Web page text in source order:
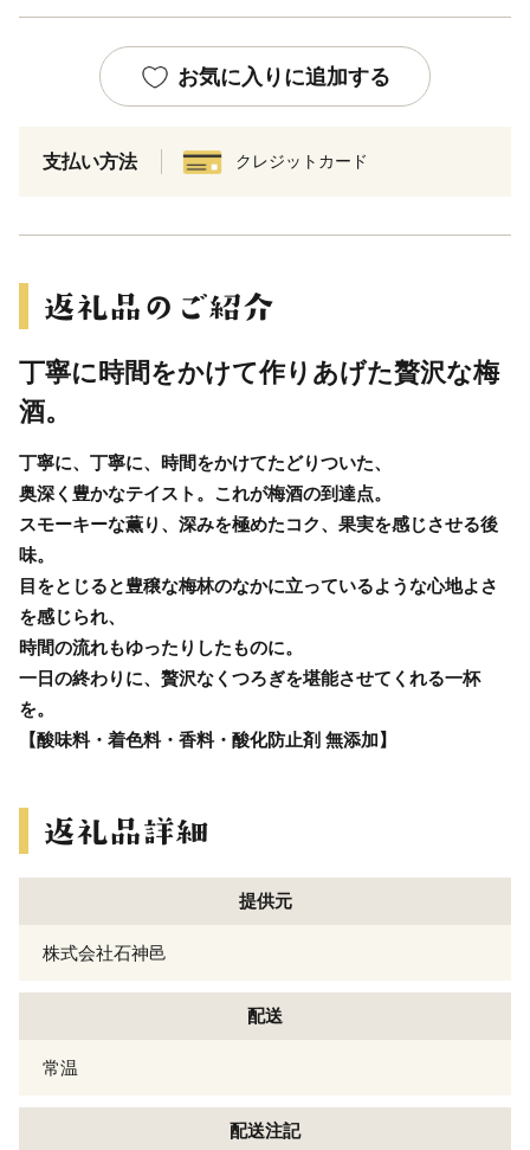
お気に入りに追加する
支払い方法 クレジットカード
丁寧に時間をかけて作りあげた贅沢な梅
酒。
丁寧に、丁寧に、時間をかけてたどりついた、
奥深く豊かなテイスト。これが梅酒の到達点。
スモーキーな薫り、深みを極めたコク、果実を感じさせる後
味。
目をとじると豊穣な梅林のなかに立っているような心地よさ
を感じられ、
時間の流れもゆったりしたものに。
一日の終わりに、贅沢なくつろぎを堪能させてくれる一杯
を。
【酸味料・着色料・香料・酸化防止剤 無添加】
提供元
株式会社石神邑
配送
常温
配送注記